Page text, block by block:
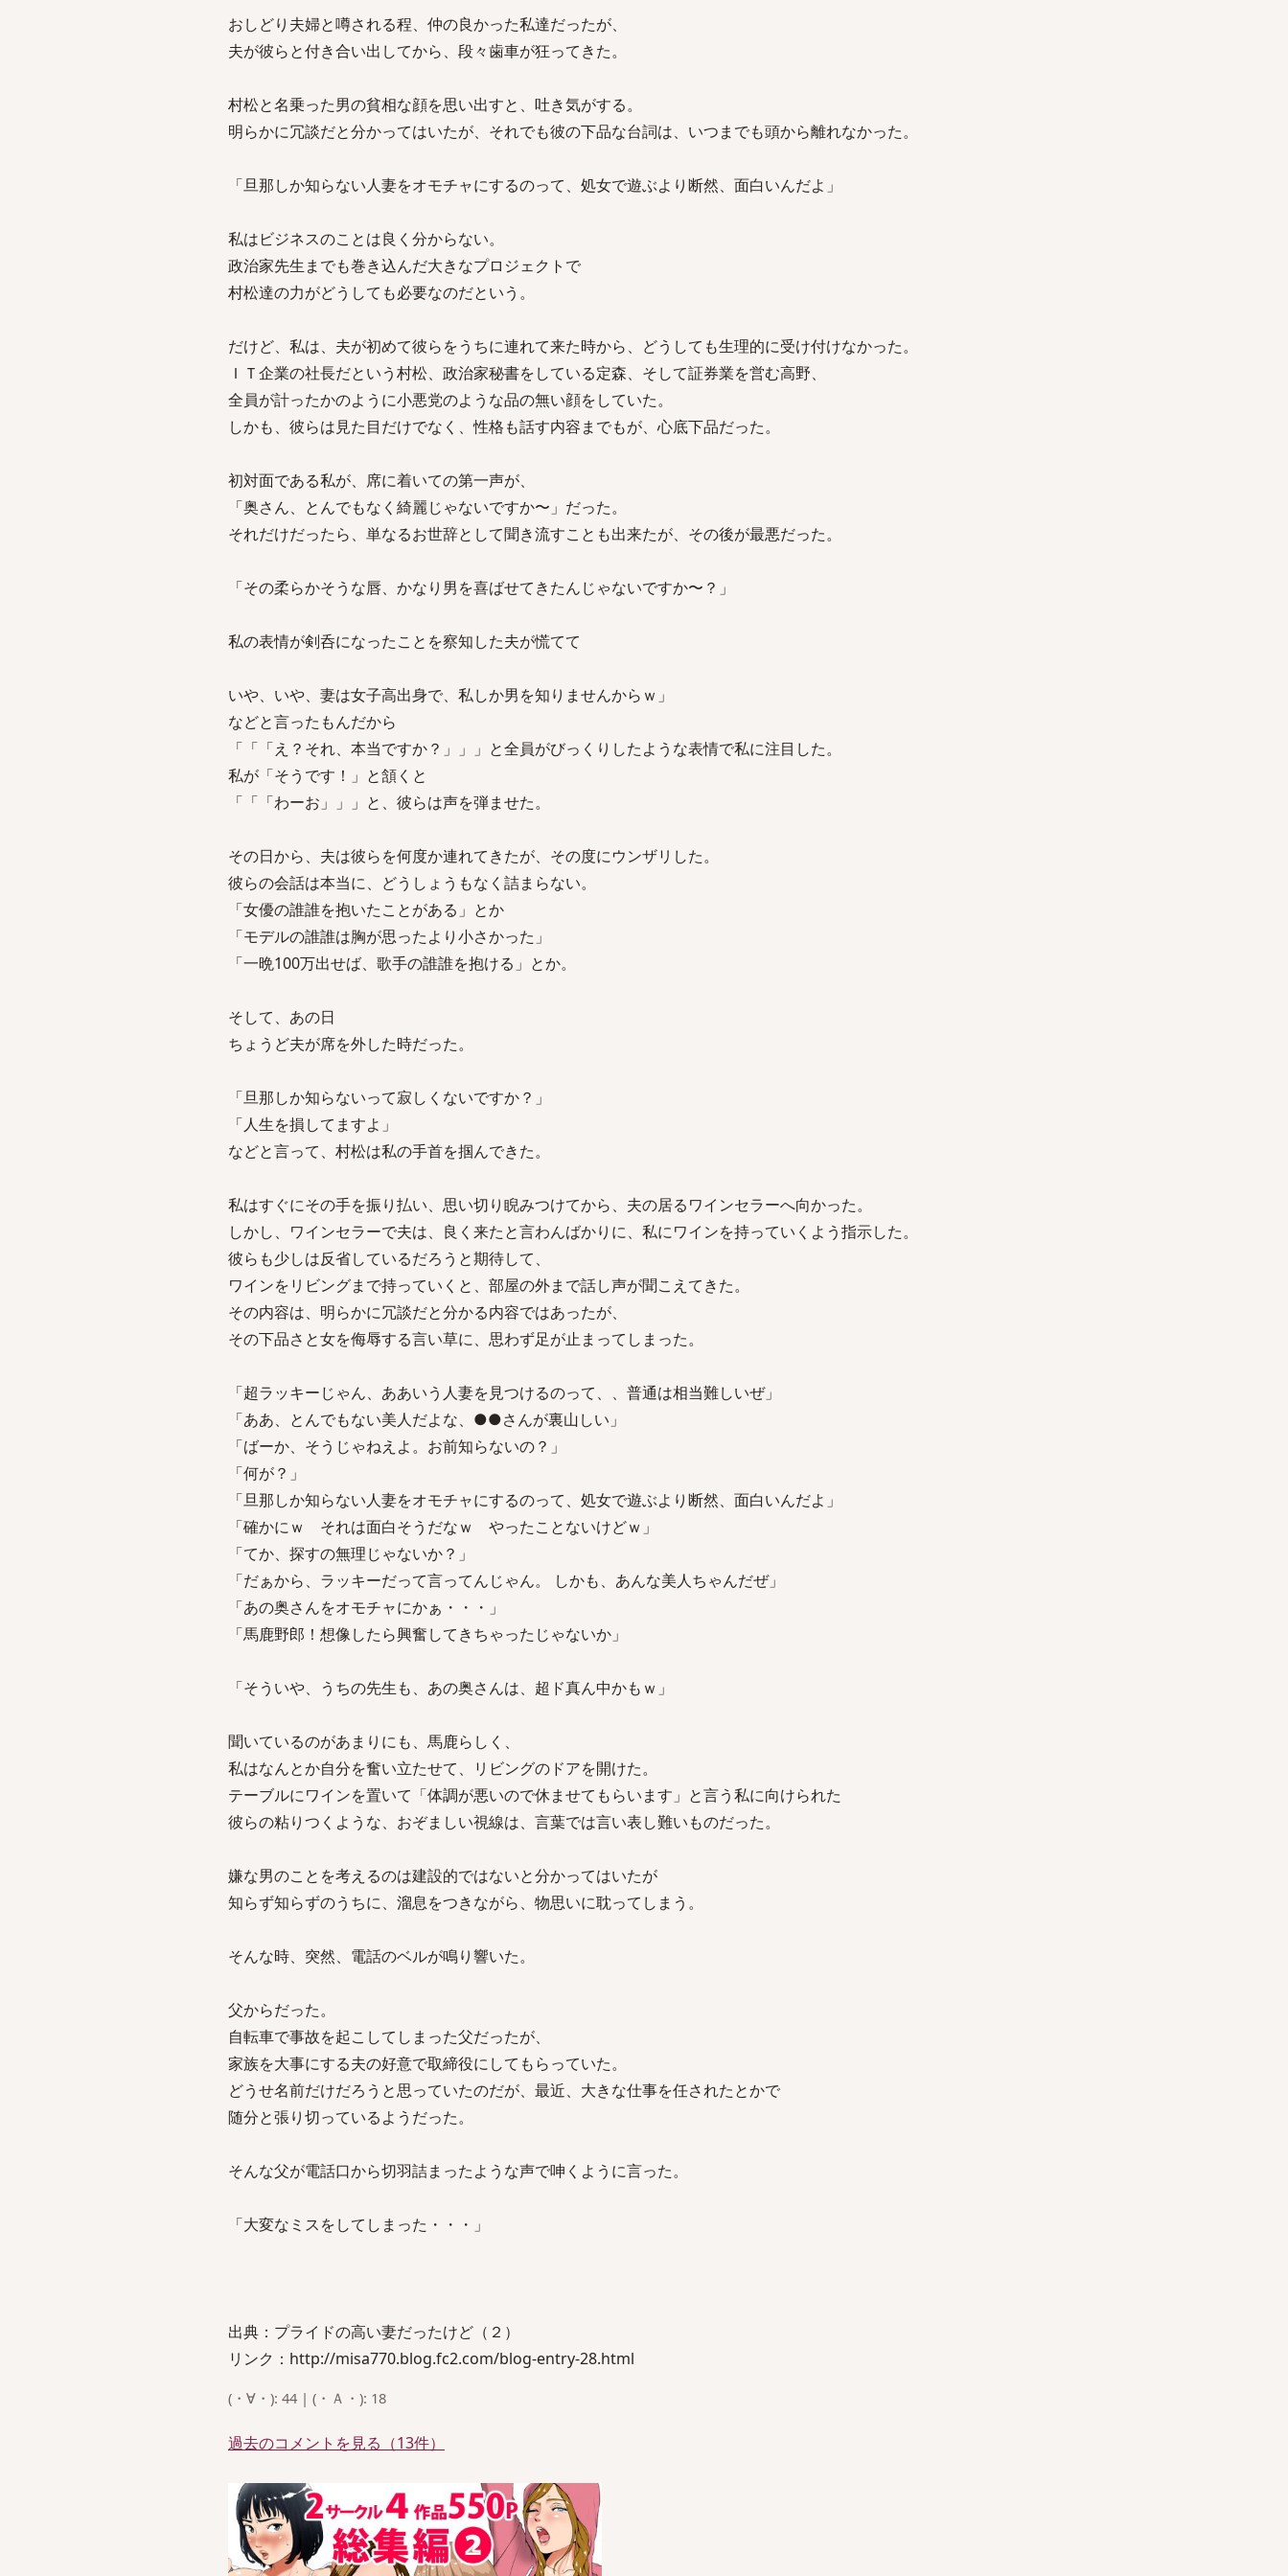
おしどり夫婦と噂される程、仲の良かった私達だったが、
夫が彼らと付き合い出してから、段々歯車が狂ってきた。
村松と名乗った男の貧相な顔を思い出すと、吐き気がする。
明らかに冗談だと分かってはいたが、それでも彼の下品な台詞は、いつまでも頭から離れなかった。
「旦那しか知らない人妻をオモチャにするのって、処女で遊ぶより断然、面白いんだよ」
私はビジネスのことは良く分からない。
政治家先生までも巻き込んだ大きなプロジェクトで
村松達の力がどうしても必要なのだという。
だけど、私は、夫が初めて彼らをうちに連れて来た時から、どうしても生理的に受け付けなかった。
ＩＴ企業の社長だという村松、政治家秘書をしている定森、そして証券業を営む高野、
全員が計ったかのように小悪党のような品の無い顔をしていた。
しかも、彼らは見た目だけでなく、性格も話す内容までもが、心底下品だった。
初対面である私が、席に着いての第一声が、
「奥さん、とんでもなく綺麗じゃないですか〜」だった。
それだけだったら、単なるお世辞として聞き流すことも出来たが、その後が最悪だった。
「その柔らかそうな唇、かなり男を喜ばせてきたんじゃないですか〜？」
私の表情が剣呑になったことを察知した夫が慌てて
いや、いや、妻は女子高出身で、私しか男を知りませんからｗ」
などと言ったもんだから
「「「え？それ、本当ですか？」」」と全員がびっくりしたような表情で私に注目した。
私が「そうです！」と頷くと
「「「わーお」」」と、彼らは声を弾ませた。
その日から、夫は彼らを何度か連れてきたが、その度にウンザリした。
彼らの会話は本当に、どうしょうもなく詰まらない。
「女優の誰誰を抱いたことがある」とか
「モデルの誰誰は胸が思ったより小さかった」
「一晩100万出せば、歌手の誰誰を抱ける」とか。
そして、あの日
ちょうど夫が席を外した時だった。
「旦那しか知らないって寂しくないですか？」
「人生を損してますよ」
などと言って、村松は私の手首を掴んできた。
私はすぐにその手を振り払い、思い切り睨みつけてから、夫の居るワインセラーへ向かった。
しかし、ワインセラーで夫は、良く来たと言わんばかりに、私にワインを持っていくよう指示した。
彼らも少しは反省しているだろうと期待して、
ワインをリビングまで持っていくと、部屋の外まで話し声が聞こえてきた。
その内容は、明らかに冗談だと分かる内容ではあったが、
その下品さと女を侮辱する言い草に、思わず足が止まってしまった。
「超ラッキーじゃん、ああいう人妻を見つけるのって、、普通は相当難しいぜ」
「ああ、とんでもない美人だよな、●●さんが裏山しい」
「ばーか、そうじゃねえよ。お前知らないの？」
「何が？」
「旦那しか知らない人妻をオモチャにするのって、処女で遊ぶより断然、面白いんだよ」
「確かにｗ それは面白そうだなｗ やったことないけどｗ」
「てか、探すの無理じゃないか？」
「だぁから、ラッキーだって言ってんじゃん。 しかも、あんな美人ちゃんだぜ」
「あの奥さんをオモチャにかぁ・・・」
「馬鹿野郎！想像したら興奮してきちゃったじゃないか」
「そういや、うちの先生も、あの奥さんは、超ド真ん中かもｗ」
聞いているのがあまりにも、馬鹿らしく、
私はなんとか自分を奮い立たせて、リビングのドアを開けた。
テーブルにワインを置いて「体調が悪いので休ませてもらいます」と言う私に向けられた
彼らの粘りつくような、おぞましい視線は、言葉では言い表し難いものだった。
嫌な男のことを考えるのは建設的ではないと分かってはいたが
知らず知らずのうちに、溜息をつきながら、物思いに耽ってしまう。
そんな時、突然、電話のベルが鳴り響いた。
父からだった。
自転車で事故を起こしてしまった父だったが、
家族を大事にする夫の好意で取締役にしてもらっていた。
どうせ名前だけだろうと思っていたのだが、最近、大きな仕事を任されたとかで
随分と張り切っているようだった。
そんな父が電話口から切羽詰まったような声で呻くように言った。
「大変なミスをしてしまった・・・」
出典：プライドの高い妻だったけど（２）
リンク：http://misa770.blog.fc2.com/blog-entry-28.html
(・∀・): 44 | (・Ａ・): 18
過去のコメントを見る（13件）